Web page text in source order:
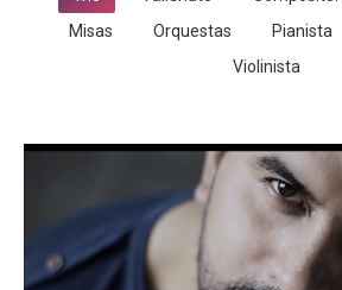
Misas
Orquestas Pianista
Violinista